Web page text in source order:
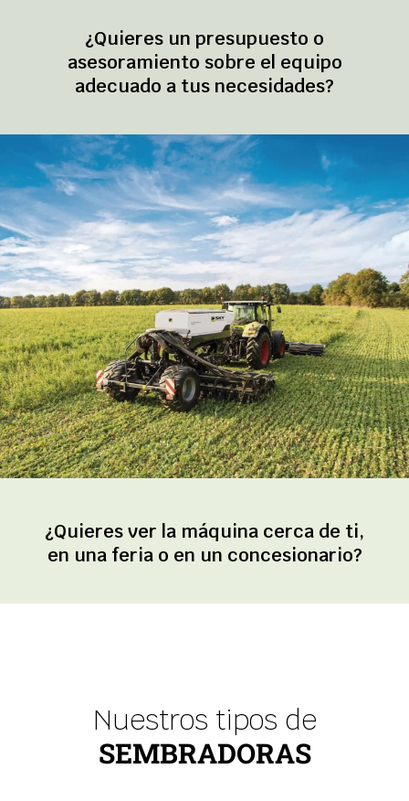
¿Quieres un presupuesto o
asesoramiento sobre el equipo
adecuado a tus necesidades?
¿Quieres ver la máquina cerca de ti,
en una feria o en un concesionario?
Nuestros tipos de
SEMBRADORAS